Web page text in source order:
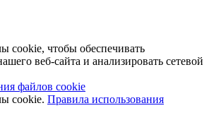
cookie, чтобы обеспечивать
веб-сайта и анализировать сетевой
файлов cookie
cookie. Правила использования